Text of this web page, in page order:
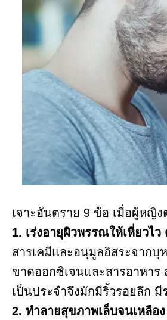
เจาะอันตราย 9 ข้อ เมื่อผู้หญิง
1. เร่งอายุผิวพรรณให้เหี่ยวไ
สารเคมีและอนุมูลอิสระจากบุ
ขาดออกซิเจนและสารอาหาร
เป็นประจำจึงมักมีริ้วรอยลึก
2. ทำลายสุขภาพเล็บจนเหลือ